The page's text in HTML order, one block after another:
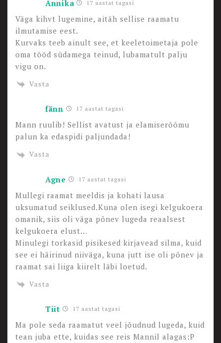
Annika 17 aastat tagasi
Väga kihvt lugemine, aitäh sellise raamatu
ilmutamise eest.
Kurvaks teeb ainult see, et keeletoimetaja pole
oma tööd südamega teinud, lubamatult palju
vigu on.
Vasta
fänn 17 aastat tagasi
Mann ruulib! Sellist avatust ja elamiserõõmu
palun ka edaspidi paljundada!
Vasta
Agne 17 aastat tagasi
Mullegi raamat meeldis ja kohati lausa
uksumatud seiklused.Kuna olen isegi kelgukoera
omanik, siis oli väga põnev lugeda reaalsest
kelgukoera elust…
Minulegi torkasid pisikesed kirjavead silma, kuid
see ei häirinud niiväga, kuna jutt ise oli põnev ja
raamat sai liiga kiirelt läbi loetud.
Vasta
Tiit 17 aastat tagasi
Ma pole seda raamatut veel jõudnud lugeda, kuid
tean juba ette, kuidas see reis Mannil alagas:P